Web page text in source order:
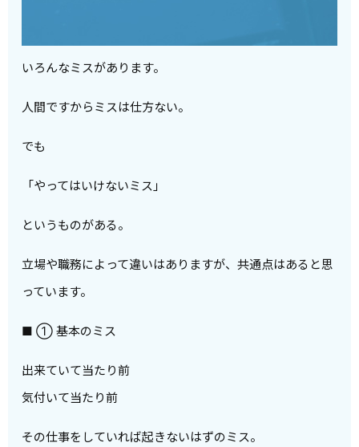
いろんなミスがあります。
人間ですからミスは仕方ない。
でも
「やってはいけないミス」
というものがある。
立場や職務によって違いはありますが、共通点はあると思
っています。
■ ① 基本のミス
出来ていて当たり前
気付いて当たり前
その仕事をしていれば起きないはずのミス。